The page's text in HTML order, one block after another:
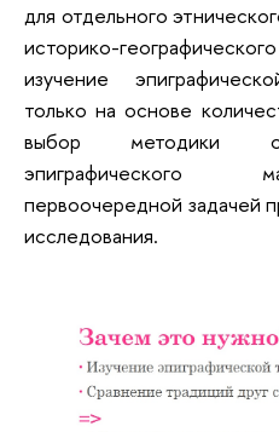
для отдельного
историко-
изучение
только на основе
выбор методики
эпиграфического
первоочередной задачей
исследования.